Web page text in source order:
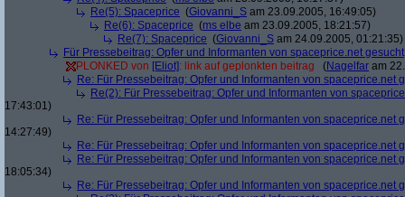
Re(5): Spaceprice (Giovanni_S am 23.09.2005, 16:49:05)
Re(6): Spaceprice (ms elbe am 23.09.2005, 18:21:57)
Re(7): Spaceprice (Giovanni_S am 24.09.2005, 01:21:35)
Für Pressebeitrag: Opfer und Informanten von spaceprice.net gesucht
PLONKED von [Eliot]: link auf geplonkten beitrag (Nagelfar am
Re: Für Pressebeitrag: Opfer und Informanten von spaceprice.net
Re(2): Für Pressebeitrag: Opfer und Informanten von
17:43:01)
Re: Für Pressebeitrag: Opfer und Informanten von spaceprice.net
14:27:49)
Re: Für Pressebeitrag: Opfer und Informanten von spaceprice.net
Re: Für Pressebeitrag: Opfer und Informanten von spaceprice.net
18:05:34)
Re: Für Pressebeitrag: Opfer und Informanten von spaceprice.net